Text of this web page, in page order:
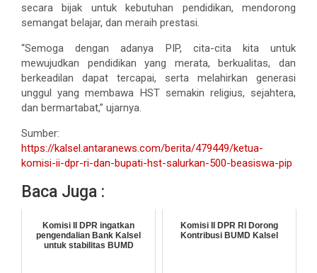
secara bijak untuk kebutuhan pendidikan, mendorong
semangat belajar, dan meraih prestasi.
“Semoga dengan adanya PIP, cita-cita kita untuk
mewujudkan pendidikan yang merata, berkualitas, dan
berkeadilan dapat tercapai, serta melahirkan generasi
unggul yang membawa HST semakin religius, sejahtera,
dan bermartabat,” ujarnya.
Sumber:
https://kalsel.antaranews.com/berita/479449/ketua-
komisi-ii-dpr-ri-dan-bupati-hst-salurkan-500-beasiswa-pip
Baca Juga :
Komisi II DPR ingatkan
pengendalian Bank Kalsel
untuk stabilitas BUMD
Komisi II DPR RI Dorong
Kontribusi BUMD Kalsel